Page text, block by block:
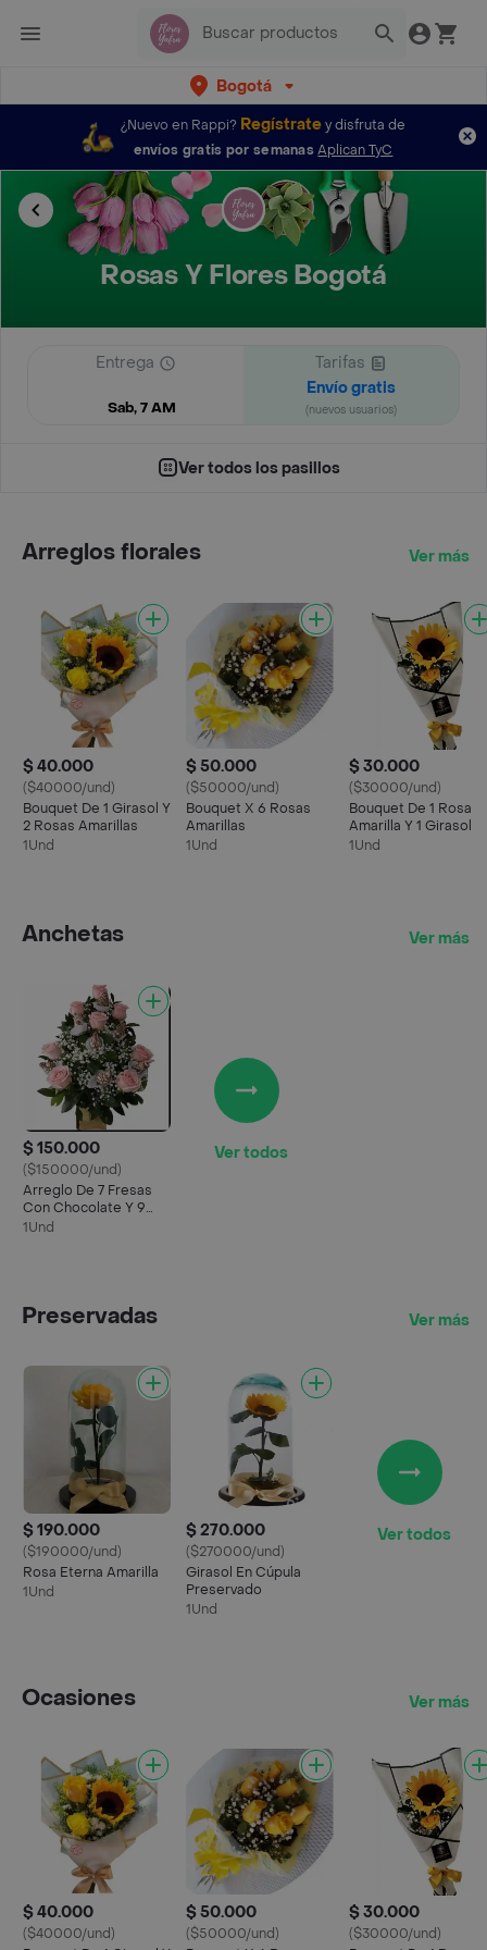
Bogotá
¿Nuevo en Rappi? Regístratey disfruta de
envíos gratis por semanas Aplican TyC
Rosas Y Flores Bogotá
Entrega
Sab, 7 AM
Tarifas
Envío gratis
(nuevos usuarios)
Ver todos los pasillos
Arreglos florales Ver más
$ 40.000
($40000/und)
Bouquet De 1 Girasol Y
2 Rosas Amarillas
1Und
$ 50.000
($50000/und)
Bouquet X 6 Rosas
Amarillas
1Und
$ 30.000
($30000/und)
Bouquet De 1 Rosa
Amarilla Y 1 Girasol
1Und
Anchetas Ver más
$ 150.000
($150000/und)
Arreglo De 7 Fresas
Con Chocolate Y 9
Rosas Rosadas
1Und
Ver todos
Preservadas Ver más
$ 190.000
($190000/und)
Rosa Eterna Amarilla
1Und
$ 270.000
($270000/und)
Girasol En Cúpula
Preservado
1Und
Ver todos
Ocasiones Ver más
$ 40.000
($40000/und)
$ 50.000
($50000/und)
$ 30.000
($30000/und)